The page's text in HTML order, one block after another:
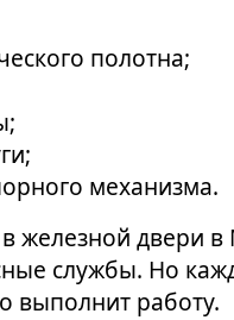
полотна;
механизма.
железной двери
службы. Но
выполнит работу.